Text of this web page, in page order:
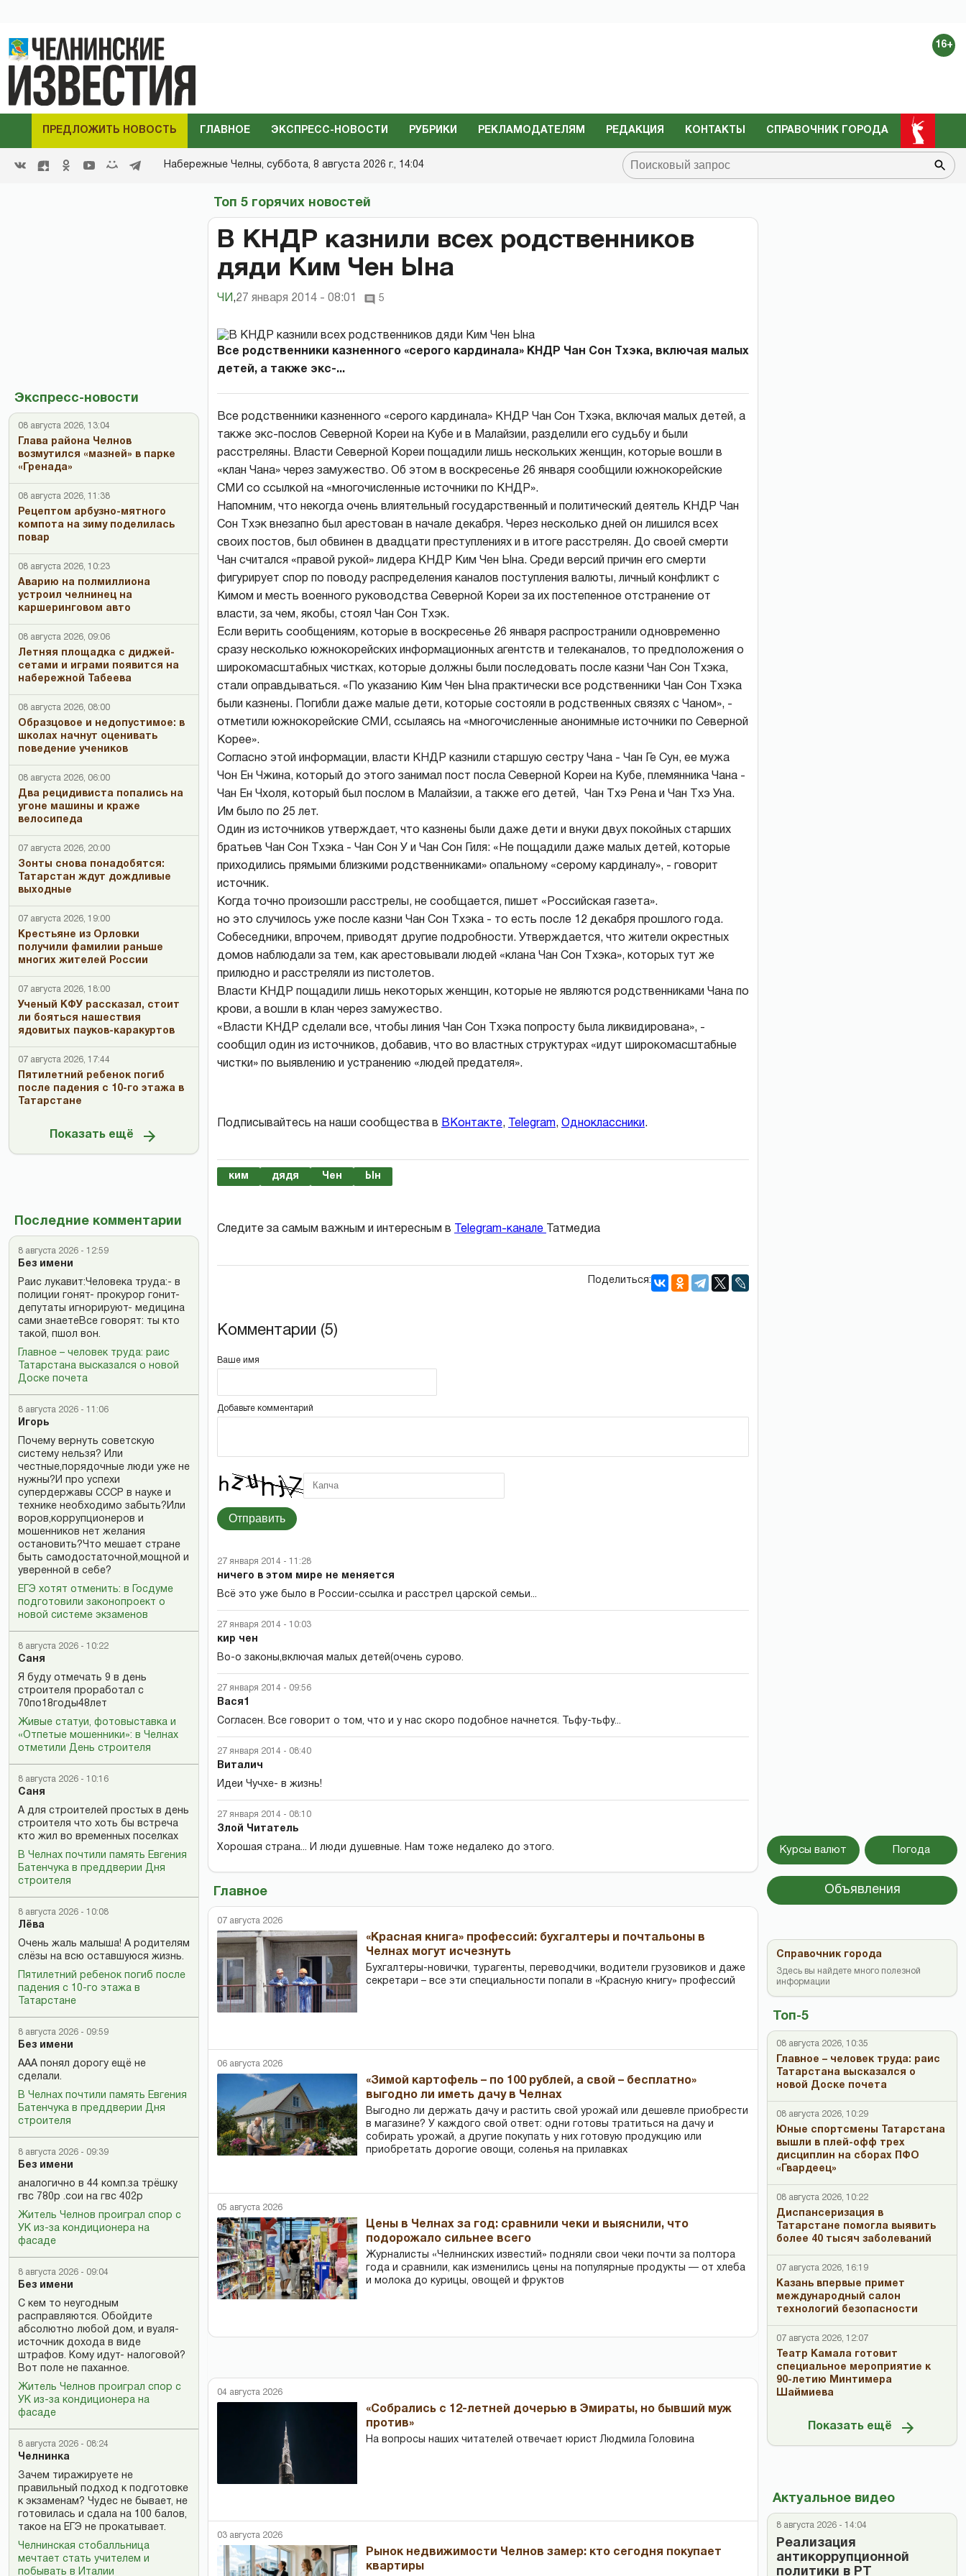
16+
ПРЕДЛОЖИТЬ НОВОСТЬ ГЛАВНОЕ ЭКСПРЕСС-НОВОСТИ РУБРИКИ РЕКЛАМОДАТЕЛЯМ РЕДАКЦИЯ КОНТАКТЫ СПРАВОЧНИК ГОРОДА
Набережные Челны, суббота, 8 августа 2026 г., 14:04
Экспресс-новости
08 августа 2026, 13:04
Глава района Челнов
возмутился «мазней» в парке
«Гренада»
08 августа 2026, 11:38
Рецептом арбузно-мятного
компота на зиму поделилась
повар
08 августа 2026, 10:23
Аварию на полмиллиона
устроил челнинец на
каршеринговом авто
08 августа 2026, 09:06
Летняя площадка с диджей-
сетами и играми появится на
набережной Табеева
08 августа 2026, 08:00
Образцовое и недопустимое: в
школах начнут оценивать
поведение учеников
08 августа 2026, 06:00
Два рецидивиста попались на
угоне машины и краже
велосипеда
07 августа 2026, 20:00
Зонты снова понадобятся:
Татарстан ждут дождливые
выходные
07 августа 2026, 19:00
Крестьяне из Орловки
получили фамилии раньше
многих жителей России
07 августа 2026, 18:00
Ученый КФУ рассказал, стоит
ли бояться нашествия
ядовитых пауков-каракуртов
07 августа 2026, 17:44
Пятилетний ребенок погиб
после падения с 10-го этажа в
Татарстане
Показать ещё
Последние комментарии
8 августа 2026 - 12:59
Без имени
Раис лукавит:Человека труда:- в
полиции гонят- прокурор гонит-
депутаты игнорируют- медицина
сами знаетеВсе говорят: ты кто
такой, пшол вон.
Главное – человек труда: раис
Татарстана высказался о новой
Доске почета
8 августа 2026 - 11:06
Игорь
Почему вернуть советскую
систему нельзя? Или
честные,порядочные люди уже не
нужны?И про успехи
супердержавы СССР в науке и
технике необходимо забыть?Или
воров,коррупционеров и
мошенников нет желания
остановить?Что мешает стране
быть самодостаточной,мощной и
уверенной в себе?
ЕГЭ хотят отменить: в Госдуме
подготовили законопроект о
новой системе экзаменов
8 августа 2026 - 10:22
Саня
Я буду отмечать 9 в день
строителя проработал с
70по18годы48лет
Живые статуи, фотовыставка и
«Отпетые мошенники»: в Челнах
отметили День строителя
8 августа 2026 - 10:16
Саня
А для строителей простых в день
строителя что хоть бы встреча
кто жил во временных поселках
В Челнах почтили память Евгения
Батенчука в преддверии Дня
строителя
8 августа 2026 - 10:08
Лёва
Очень жаль малыша! А родителям
слёзы на всю оставшуюся жизнь.
Пятилетний ребенок погиб после
падения с 10-го этажа в
Татарстане
8 августа 2026 - 09:59
Без имени
ААА понял дорогу ещё не
сделали.
В Челнах почтили память Евгения
Батенчука в преддверии Дня
строителя
8 августа 2026 - 09:39
Без имени
аналогично в 44 комп.за трёшку
гвс 780р .сои на гвс 402р
Житель Челнов проиграл спор с
УК из-за кондиционера на
фасаде
8 августа 2026 - 09:04
Без имени
С кем то неугодным
расправляются. Обойдите
абсолютно любой дом, и вуаля-
источник дохода в виде
штрафов. Кому идут- налоговой?
Вот поле не паханное.
Житель Челнов проиграл спор с
УК из-за кондиционера на
фасаде
8 августа 2026 - 08:24
Челнинка
Зачем тиражируете не
правильный подход к подготовке
к экзаменам? Чудес не бывает, не
готовилась и сдала на 100 балов,
такое на ЕГЭ не прокатывает.
Челнинская стобалльница
мечтает стать учителем и
побывать в Италии
Топ 5 горячих новостей
В КНДР казнили всех родственников
дяди Ким Чен Ына
ЧИ ,27 января 2014 - 08:01 5
Все родственники казненного «серого кардинала» КНДР Чан Сон Тхэка, включая малых
детей, а также экс-...
Все родственники казненного «серого кардинала» КНДР Чан Сон Тхэка, включая малых детей, а
также экс-послов Северной Кореи на Кубе и в Малайзии, разделили его судьбу и были
расстреляны. Власти Северной Кореи пощадили лишь нескольких женщин, которые вошли в
«клан Чана» через замужество. Об этом в воскресенье 26 января сообщили южнокорейские
СМИ со ссылкой на «многочисленные источники по КНДР».
Напомним, что некогда очень влиятельный государственный и политический деятель КНДР Чан
Сон Тхэк внезапно был арестован в начале декабря. Через несколько дней он лишился всех
своих постов, был обвинен в двадцати преступлениях и в итоге расстрелян. До своей смерти
Чан считался «правой рукой» лидера КНДР Ким Чен Ына. Среди версий причин его смерти
фигурирует спор по поводу распределения каналов поступления валюты, личный конфликт с
Кимом и месть военного руководства Северной Кореи за их постепенное отстранение от
власти, за чем, якобы, стоял Чан Сон Тхэк.
Если верить сообщениям, которые в воскресенье 26 января распространили одновременно
сразу несколько южнокорейских информационных агентств и телеканалов, то предположения о
широкомасштабных чистках, которые должны были последовать после казни Чан Сон Тхэка,
стали оправдываться. «По указанию Ким Чен Ына практически все родственники Чан Сон Тхэка
были казнены. Погибли даже малые дети, которые состояли в родственных связях с Чаном», -
отметили южнокорейские СМИ, ссылаясь на «многочисленные анонимные источники по Северной
Корее».
Согласно этой информации, власти КНДР казнили старшую сестру Чана - Чан Ге Сун, ее мужа
Чон Ен Чжина, который до этого занимал пост посла Северной Кореи на Кубе, племянника Чана -
Чан Ен Чхоля, который был послом в Малайзии, а также его детей, Чан Тхэ Рена и Чан Тхэ Уна.
Им было по 25 лет.
Один из источников утверждает, что казнены были даже дети и внуки двух покойных старших
братьев Чан Сон Тхэка - Чан Сон У и Чан Сон Гиля: «Не пощадили даже малых детей, которые
приходились прямыми близкими родственниками» опальному «серому кардиналу», - говорит
источник.
Когда точно произошли расстрелы, не сообщается, пишет «Российская газета».
но это случилось уже после казни Чан Сон Тхэка - то есть после 12 декабря прошлого года.
Собеседники, впрочем, приводят другие подробности. Утверждается, что жители окрестных
домов наблюдали за тем, как арестовывали людей «клана Чан Сон Тхэка», которых тут же
прилюдно и расстреляли из пистолетов.
Власти КНДР пощадили лишь некоторых женщин, которые не являются родственниками Чана по
крови, а вошли в клан через замужество.
«Власти КНДР сделали все, чтобы линия Чан Сон Тхэка попросту была ликвидирована», -
сообщил один из источников, добавив, что во властных структурах «идут широкомасштабные
чистки» по выявлению и устранению «людей предателя».
Подписывайтесь на наши сообщества в ВКонтакте, Telegram, Одноклассники.
ким дядя Чен Ын
Следите за самым важным и интересным в Telegram-канале Татмедиа
Поделиться:
Комментарии (5)
Ваше имя
Добавьте комментарий
Отправить
27 января 2014 - 11:28
ничего в этом мире не меняется
Всё это уже было в России-ссылка и расстрел царской семьи...
27 января 2014 - 10:03
кир чен
Во-о законы,включая малых детей(очень сурово.
27 января 2014 - 09:56
Вася1
Согласен. Все говорит о том, что и у нас скоро подобное начнется. Тьфу-тьфу...
27 января 2014 - 08:40
Виталич
Идеи Чучхе- в жизнь!
27 января 2014 - 08:10
Злой Читатель
Хорошая страна... И люди душевные. Нам тоже недалеко до этого.
Главное
07 августа 2026
«Красная книга» профессий: бухгалтеры и почтальоны в
Челнах могут исчезнуть
Бухгалтеры-новички, тур­агенты, переводчики, водители грузовиков и даже
секретари – все эти специальности попали в «Красную книгу» профессий
06 августа 2026
«Зимой картофель – по 100 рублей, а свой – бесплатно»
выгодно ли иметь дачу в Челнах
Выгодно ли держать дачу и растить свой урожай или дешевле приобрести
в магазине? У каждого свой ответ: одни готовы тратиться на дачу и
собирать урожай, а другие покупать у них готовую продукцию или
приобретать дорогие овощи, соленья на прилавках
05 августа 2026
Цены в Челнах за год: сравнили чеки и выяснили, что
подорожало сильнее всего
Журналисты «Челнинских известий» подняли свои чеки почти за полтора
года и сравнили, как изменились цены на популярные продукты — от хлеба
и молока до курицы, овощей и фруктов
04 августа 2026
«Собрались с 12-летней дочерью в Эмираты, но бывший муж
против»
На вопросы наших читателей отвечает юрист Людмила Головина
03 августа 2026
Рынок недвижимости Челнов замер: кто сегодня покупает
квартиры
Курсы валют Погода
Объявления
Топ-5
08 августа 2026, 10:35
Главное – человек труда: раис
Татарстана высказался о
новой Доске почета
08 августа 2026, 10:29
Юные спортсмены Татарстана
вышли в плей-офф трех
дисциплин на сборах ПФО
«Гвардеец»
08 августа 2026, 10:22
Диспансеризация в
Татарстане помогла выявить
более 40 тысяч заболеваний
07 августа 2026, 16:19
Казань впервые примет
международный салон
технологий безопасности
07 августа 2026, 12:07
Театр Камала готовит
специальное мероприятие к
90-летию Минтимера
Шаймиева
Показать ещё
Актуальное видео
8 августа 2026 - 14:04
Реализация
антикоррупционной
политики в РТ
Справочник города
Здесь вы найдете много полезной
информации